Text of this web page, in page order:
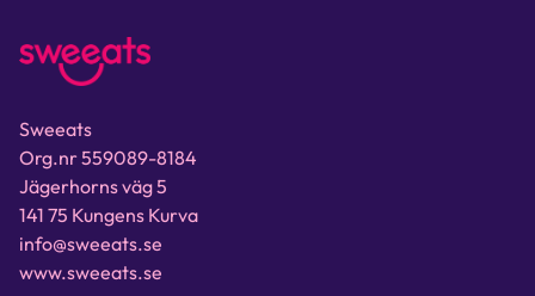
Sweeats
Org.nr 559089-8184
Jägerhorns väg 5
141 75 Kungens Kurva
info@sweeats.se
www.sweeats.se